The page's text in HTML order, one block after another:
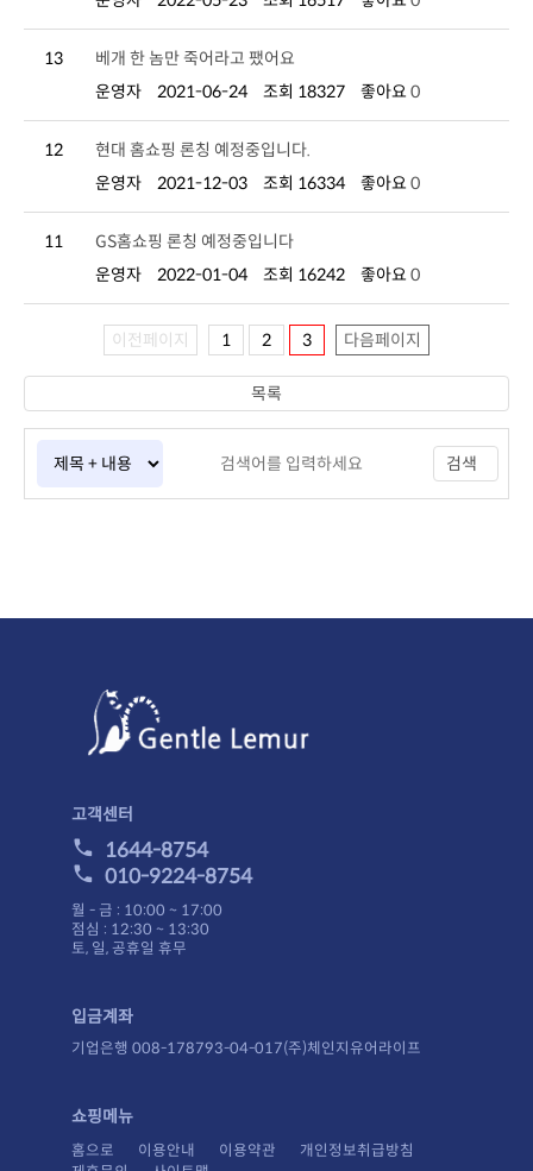
13
베개 한 놈만 죽어라고 팼어요
운영자
2021-06-24 조회 18327 좋아요 0
12
현대 홈쇼핑 론칭 예정중입니다.
운영자
2021-12-03 조회 16334 좋아요 0
11
GS홈쇼핑 론칭 예정중입니다
운영자
2022-01-04 조회 16242 좋아요 0
이전페이지 1 2 3 다음페이지
검색
목록
고객센터
1644-8754
010-9224-8754
월 - 금 : 10:00 ~ 17:00
점심 : 12:30 ~ 13:30
토, 일, 공휴일 휴무
입금계좌
기업은행 008-178793-04-017(주)체인지유어라이프
쇼핑메뉴
홈으로 이용안내 이용약관
개인정보취급방침